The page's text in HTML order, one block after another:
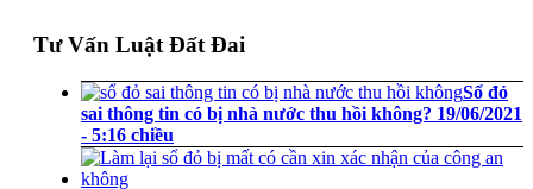
Tư Vấn Luật Đất Đai
Sổ đỏ
sai thông tin có bị nhà nước thu hồi không? 19/06/2021
- 5:16 chiều